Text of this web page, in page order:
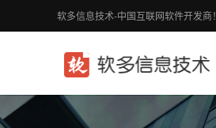
软多信息技术-中国互联网软件开发商！